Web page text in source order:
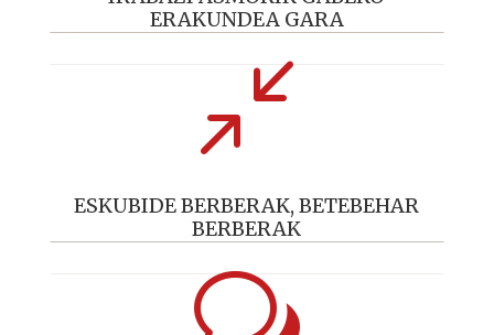
ERAKUNDEA GARA
/
ESKUBIDE BERBERAK, BETEBEHAR
BERBERAK